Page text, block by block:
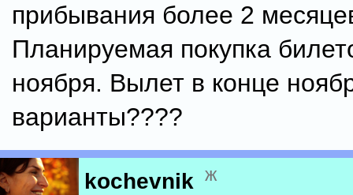
прибывания более 2
Планируемая покупка
ноября. Вылет в конце
варианты????
kochevnik ж